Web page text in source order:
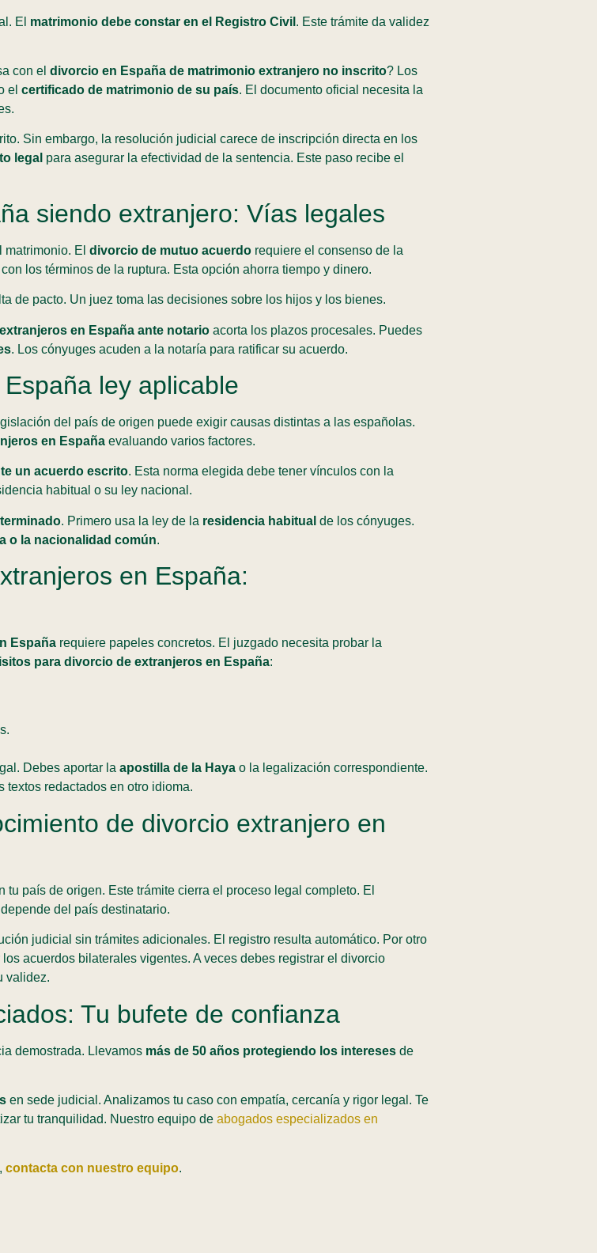
El matrimonio debe constar en el Registro Civil . Este trámite da validez
con el divorcio en España de matrimonio extranjero no inscrito? Los
el certificado de matrimonio de su país. El documento oficial necesita la
Sin embargo, la resolución judicial carece de inscripción directa en los
legal para asegurar la efectividad de la sentencia. Este paso recibe el
siendo extranjero: Vías legales
El divorcio de mutuo acuerdo requiere el consenso de la
con los términos de la ruptura. Esta opción ahorra tiempo y dinero.
de pacto. Un juez toma las decisiones sobre los hijos y los bienes.
en España ante notario acorta los plazos procesales. Puedes
. Los cónyuges acuden a la notaría para ratificar su acuerdo.
ley aplicable
del país de origen puede exigir causas distintas a las españolas.
en España evaluando varios factores.
un acuerdo escrito. Esta norma elegida debe tener vínculos con la
habitual o su ley nacional.
. Primero usa la ley de la residencia habitual de los cónyuges.
o la nacionalidad común.
en España:
España requiere papeles concretos. El juzgado necesita probar la
para divorcio de extranjeros en España:
Debes aportar la apostilla de la Haya o la legalización correspondiente.
textos redactados en otro idioma.
de divorcio extranjero en
país de origen. Este trámite cierra el proceso legal completo. El
depende del país destinatario.
judicial sin trámites adicionales. El registro resulta automático. Por otro
acuerdos bilaterales vigentes. A veces debes registrar el divorcio
validez.
Tu bufete de confianza
demostrada. Llevamos más de 50 años protegiendo los intereses de
en sede judicial. Analizamos tu caso con empatía, cercanía y rigor legal. Te
tu tranquilidad. Nuestro equipo de abogados especializados en
contacta con nuestro equipo.